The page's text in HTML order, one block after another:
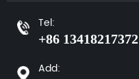
Tel:
+86 13418217372
Add: